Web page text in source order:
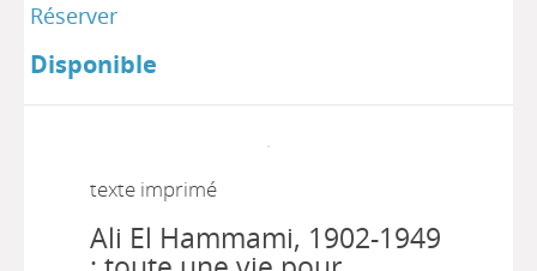
Réserver
Disponible
texte imprimé
Ali El Hammami, 1902-1949